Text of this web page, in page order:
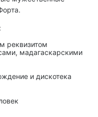
реквизитом
мадагаскарскими
и дискотека